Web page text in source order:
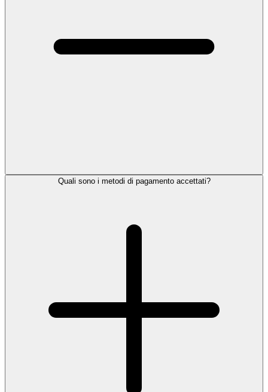
Quali sono i metodi di pagamento accettati?